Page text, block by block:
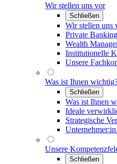
Wir stellen uns vor
Schließen
Wir stellen uns
Private
Wealth
Institutionelle
Unsere
Was ist Ihnen
Schließen
Was ist Ihnen
Ideale
Strategische
Unsere
Schließen